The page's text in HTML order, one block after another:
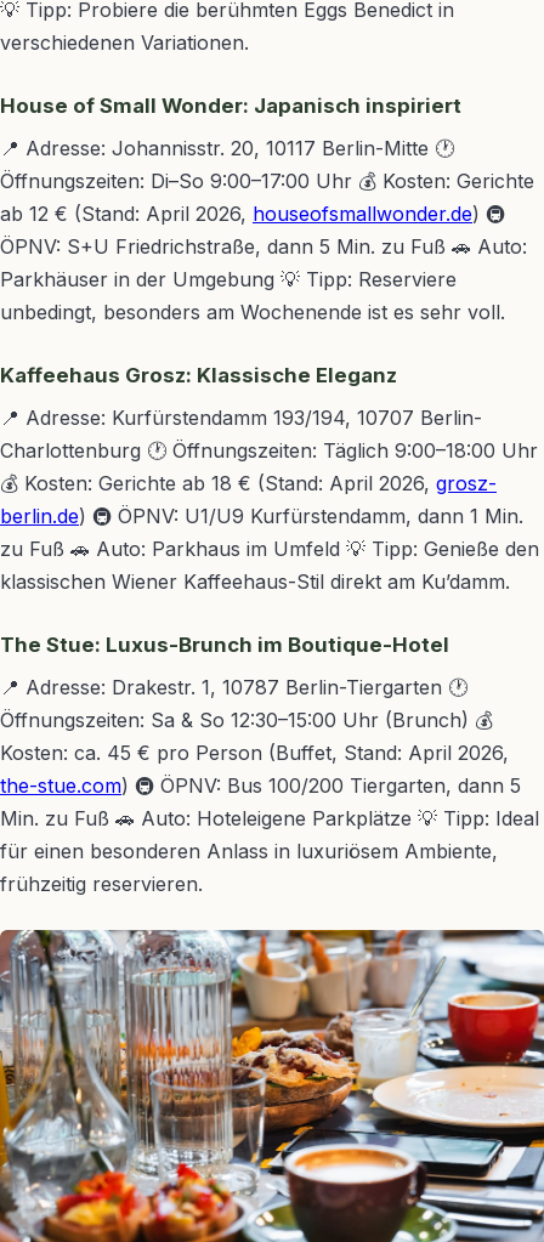
💡 Tipp: Probiere die berühmten Eggs Benedict in
verschiedenen Variationen.
House of Small Wonder: Japanisch inspiriert
📍 Adresse: Johannisstr. 20, 10117 Berlin-Mitte 🕐
Öffnungszeiten: Di–So 9:00–17:00 Uhr 💰 Kosten: Gerichte
ab 12 € (Stand: April 2026, houseofsmallwonder.de) 🚇
ÖPNV: S+U Friedrichstraße, dann 5 Min. zu Fuß 🚗 Auto:
Parkhäuser in der Umgebung 💡 Tipp: Reserviere
unbedingt, besonders am Wochenende ist es sehr voll.
Kaffeehaus Grosz: Klassische Eleganz
📍 Adresse: Kurfürstendamm 193/194, 10707 Berlin-
Charlottenburg 🕐 Öffnungszeiten: Täglich 9:00–18:00 Uhr
💰 Kosten: Gerichte ab 18 € (Stand: April 2026, grosz-
berlin.de) 🚇 ÖPNV: U1/U9 Kurfürstendamm, dann 1 Min.
zu Fuß 🚗 Auto: Parkhaus im Umfeld 💡 Tipp: Genieße den
klassischen Wiener Kaffeehaus-Stil direkt am Ku’damm.
The Stue: Luxus-Brunch im Boutique-Hotel
📍 Adresse: Drakestr. 1, 10787 Berlin-Tiergarten 🕐
Öffnungszeiten: Sa & So 12:30–15:00 Uhr (Brunch) 💰
Kosten: ca. 45 € pro Person (Buffet, Stand: April 2026,
the-stue.com) 🚇 ÖPNV: Bus 100/200 Tiergarten, dann 5
Min. zu Fuß 🚗 Auto: Hoteleigene Parkplätze 💡 Tipp: Ideal
für einen besonderen Anlass in luxuriösem Ambiente,
frühzeitig reservieren.